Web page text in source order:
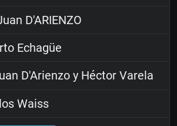
D'ARIENZO
Echagüe
D'Arienzo y Héctor Varela
Waiss